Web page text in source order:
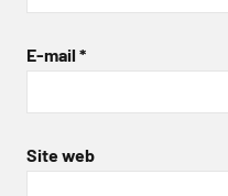
E-mail *
Site web